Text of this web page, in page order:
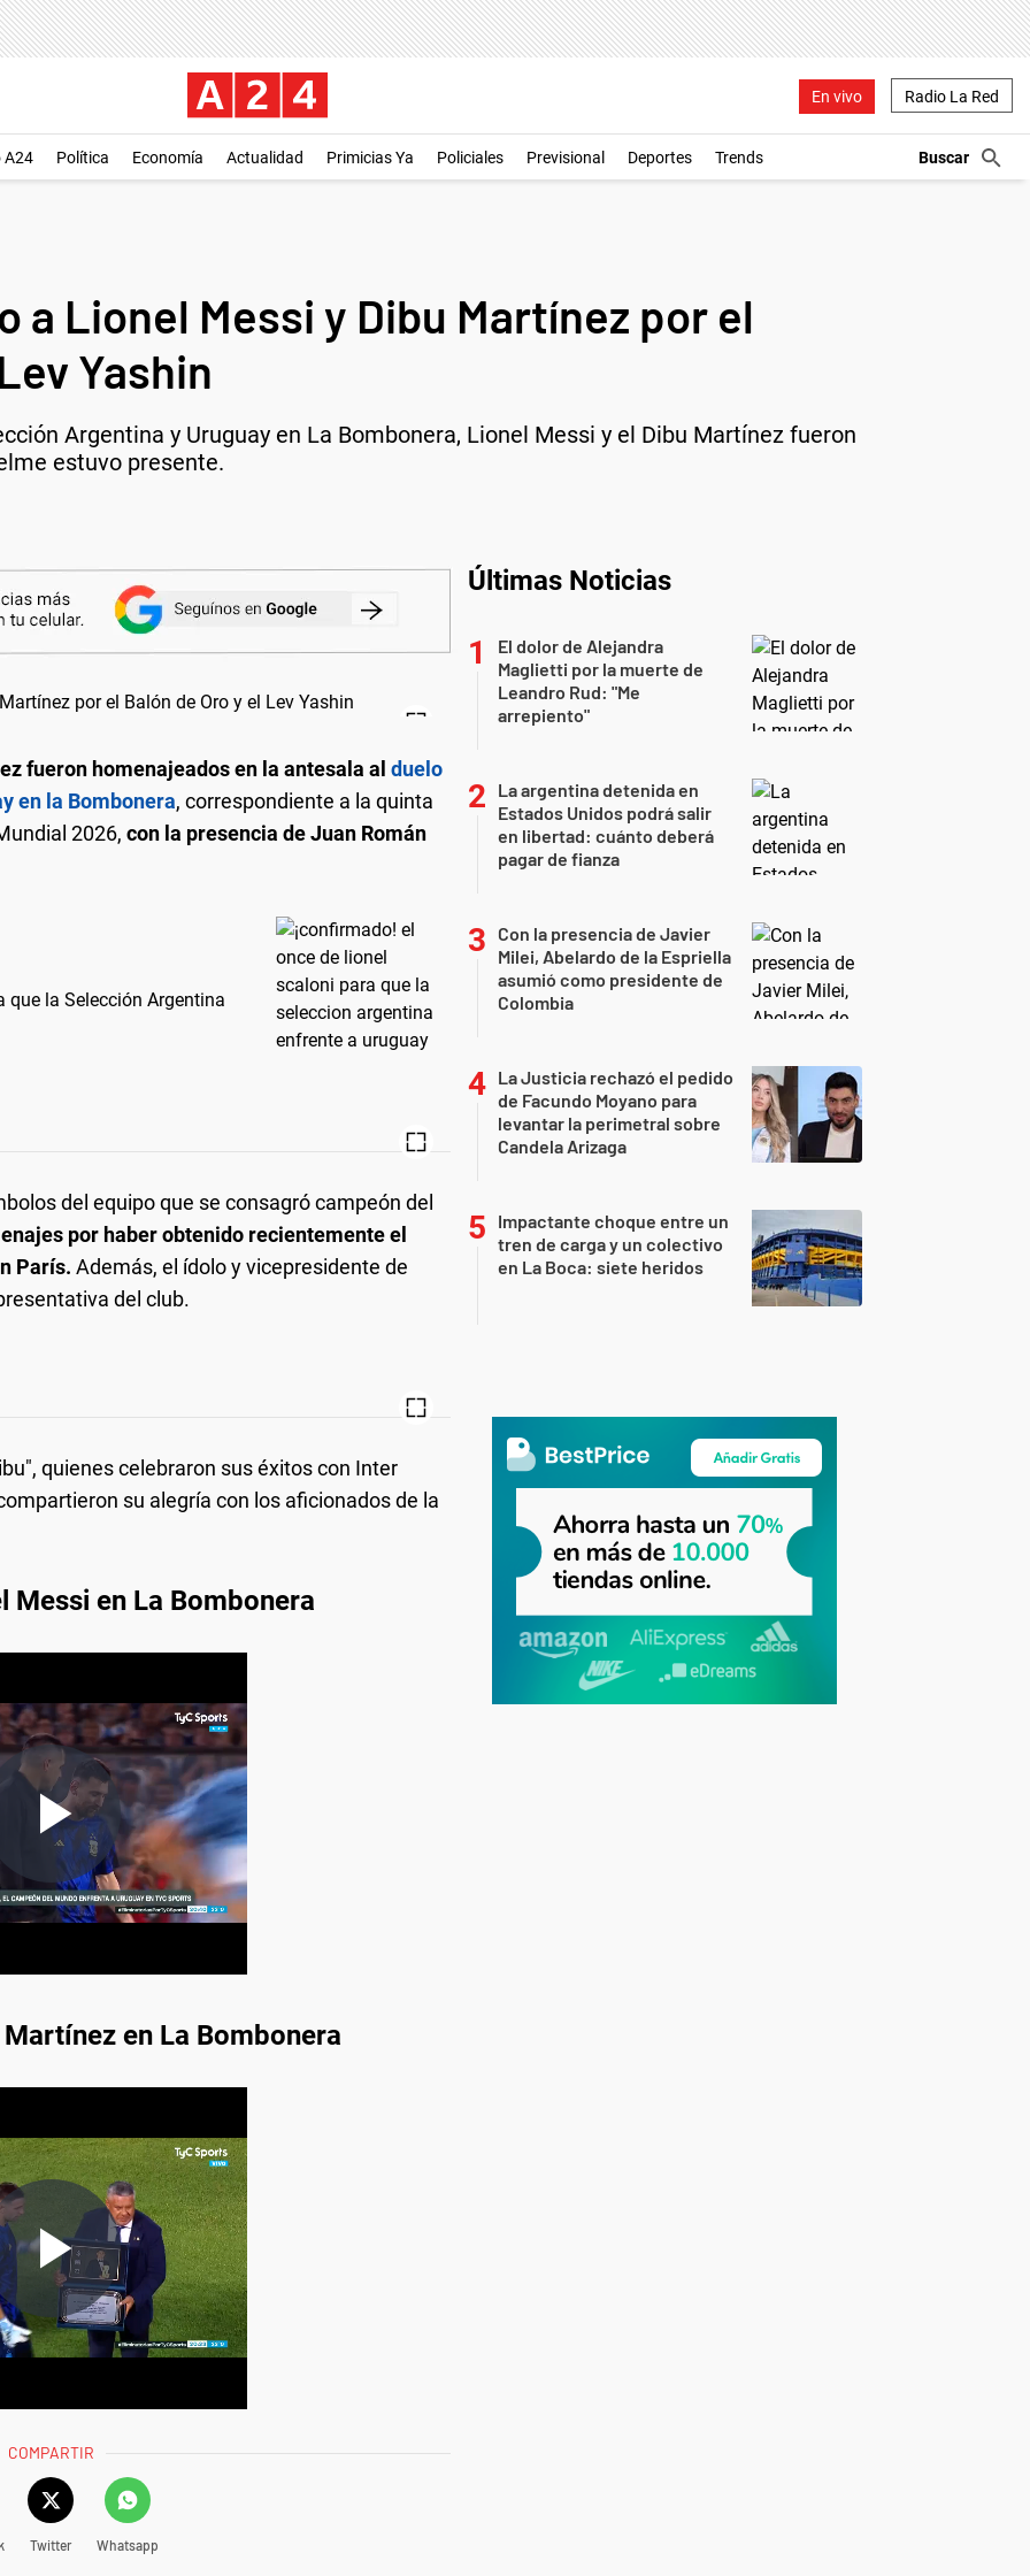
En vivo Radio La Red
A24 Política Economía Actualidad Primicias Ya Policiales Previsional Deportes Trends
a Lionel Messi y Dibu Martínez por el
Yashin
Argentina y Uruguay en La Bombonera, Lionel Messi y el Dibu Martínez fueron
estuvo presente.
fueron homenajeados en la antesala al duelo
en la Bombonera, correspondiente a la quinta
2026, con la presencia de Juan Román
que la Selección Argentina
del equipo que se consagró campeón del
por haber obtenido recientemente el
París. Además, el ídolo y vicepresidente de
del club.
quienes celebraron sus éxitos con Inter
su alegría con los aficionados de la
Messi en La Bombonera
en La Bombonera
COMPARTIR
Twitter Whatsapp
Últimas Noticias
El dolor de Alejandra
Maglietti por la muerte de
Leandro Rud: "Me
arrepiento"
La argentina detenida en
Estados Unidos podrá salir
en libertad: cuánto deberá
pagar de fianza
Con la presencia de Javier
Milei, Abelardo de la Espriella
asumió como presidente de
Colombia
La Justicia rechazó el pedido
de Facundo Moyano para
levantar la perimetral sobre
Candela Arizaga
Impactante choque entre un
tren de carga y un colectivo
en La Boca: siete heridos